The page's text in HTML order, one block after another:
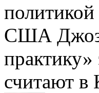
США
практику»
считают в